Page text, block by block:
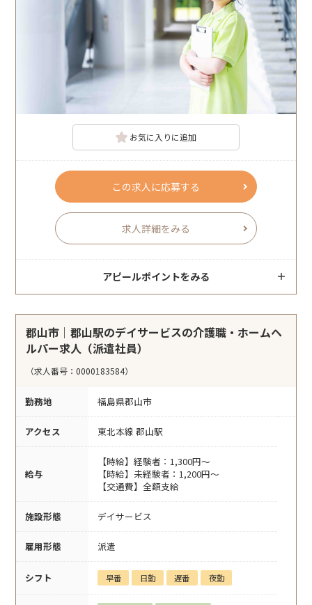
お気に入りに追加
この求人に応募する
求人詳細をみる
アピールポイントをみる
郡山市｜郡山駅のデイサービスの介護職・ホームヘ
ルパー求人（派遣社員）
（求人番号：0000183584）
勤務地 福島県郡山市
アクセス 東北本線 郡山駅
給与
【時給】経験者：1,300円～
【時給】未経験者：1,200円～
【交通費】全額支給
施設形態 デイサービス
雇用形態 派遣
シフト 早番 日勤 遅番 夜勤